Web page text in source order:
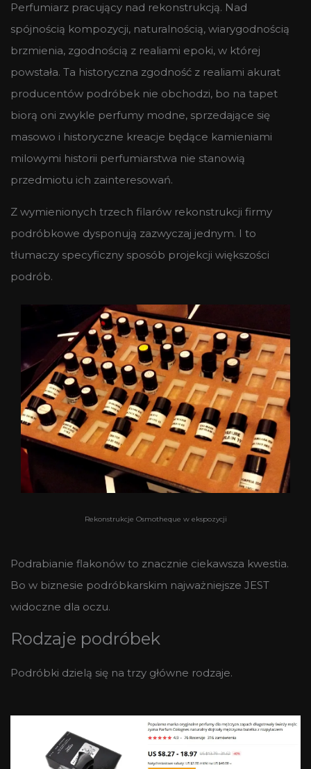
Perfumiarz pracujący nad rekonstrukcją. Nad
spójnością kompozycji, naturalnością, wiarygodnością
brzmienia, zgodnością z realiami epoki, w której
powstała. Ta historyczna zgodność z realiami akurat
producentów podróbek nie obchodzi, bo na tapet
biorą oni zwykle perfumy modne, sprzedające się
masowo i historyczne kreacje będące kamieniami
milowymi historii perfumiarstwa nie stanowią
przedmiotu ich zainteresowań.
Z wymienionych trzech filarów rekonstrukcji firmy
podróbkowe dysponują zazwyczaj jednym. I to
tłumaczy specyficzny sposób projekcji większości
podrób.
Rekonstrukcje Osmotheque w ekspozycji
Podrabianie flakonów to znacznie ciekawsza kwestia.
Bo w biznesie podróbkarskim najważniejsze JEST
widoczne dla oczu.
Rodzaje podróbek
Podróbki dzielą się na trzy główne rodzaje.